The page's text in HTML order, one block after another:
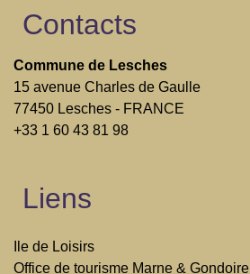
Contacts
Commune de Lesches
15 avenue Charles de Gaulle
77450 Lesches - FRANCE
+33 1 60 43 81 98
Liens
Ile de Loisirs
Office de tourisme Marne & Gondoire